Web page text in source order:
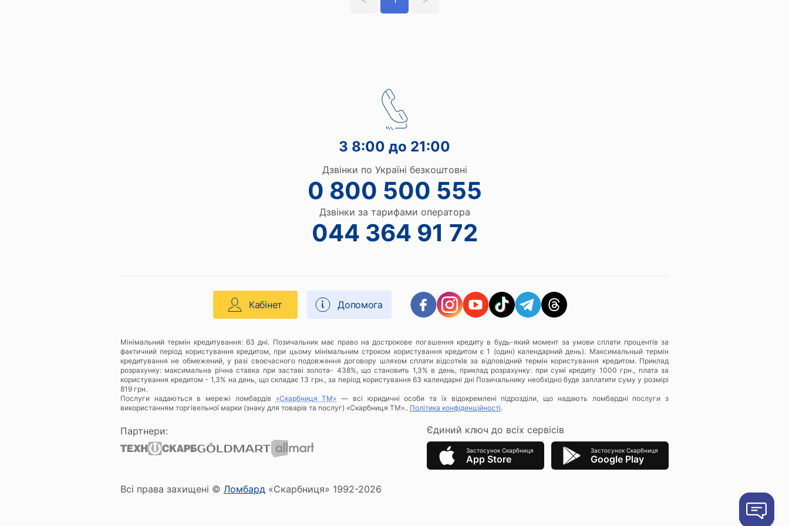
З 8:00 до 21:00
Дзвінки по Україні безкоштовні
0 800 500 555
Дзвінки за тарифами оператора
044 364 91 72
Кабінет Допомога
Мінімальний термін кредитування: 63 дні. Позичальник має право на дострокове погашення кредиту в будь-який момент за умови сплати процентів за
фактичний період користування кредитом, при цьому мінімальним строком користування кредитом є 1 (один) календарний день). Максимальный термін
кредитування не обмежений, у разі своєчасного подовження договору шляхом сплати відсотків за відповідний термін користування кредитом. Приклад
розрахунку: максимальна річна ставка при заставі золота- 438%, що становить 1,3% в день, приклад розрахунку: при сумі кредиту 1000 грн., плата за
користування кредитом - 1,3% на день, що складає 13 грн., за період користування 63 календарні дні Позичальнику необхідно буде заплатити суму у розмірі
819 грн.
Послуги надаються в мережі ломбардів «Скарбниця ТМ» — всі юридичні особи та їх відокремлені підрозділи, що надають ломбардні послуги з
використанням торгівельної марки (знаку для товарів та послуг) «Скарбниця ТМ».. Політика конфіденційності.
Партнери: Єдиний ключ до всіх сервісів
Застосунок Скарбниця
App Store
Застосунок Скарбниця
Google Play
Всі права захищені © Ломбард «Скарбниця» 1992-2026